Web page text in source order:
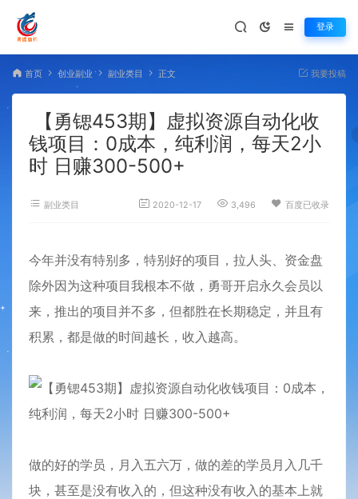
登录
首页 创业副业 副业类目 正文 我要投稿
【勇锶453期】虚拟资源自动化收
钱项目：0成本，纯利润，每天2小
时 日赚300-500+
副业类目 2020-12-17 3,496 百度已收录
​今年并没有特别多，特别好的项目，拉人头、资金盘
除外因为这种项目我根本不做，勇哥开启永久会员以
来，推出的项目并不多，但都胜在长期稳定，并且有
积累，都是做的时间越长，收入越高。
做的好的学员，月入五六万，做的差的学员月入几千
块，甚至是没有收入的，但这种没有收入的基本上就